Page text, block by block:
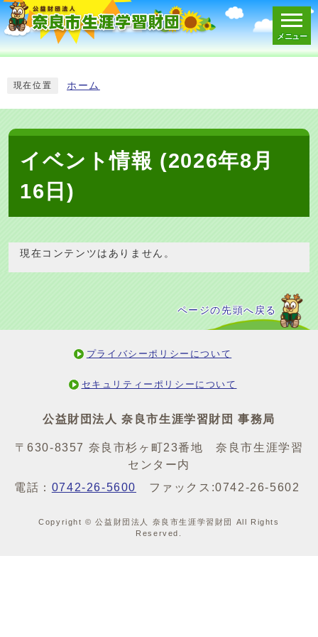
メニュー
現在位置 ホーム
イベント情報 (2026年8月
16日)
現在コンテンツはありません。
ページの先頭へ戻る
プライバシーポリシーについて
セキュリティーポリシーについて
公益財団法人 奈良市生涯学習財団 事務局
〒630-8357 奈良市杉ヶ町23番地 奈良市生涯学習
センター内
電話： 0742-26-5600 ファックス:0742-26-5602
Copyright © 公益財団法人 奈良市生涯学習財団 All Rights
Reserved.